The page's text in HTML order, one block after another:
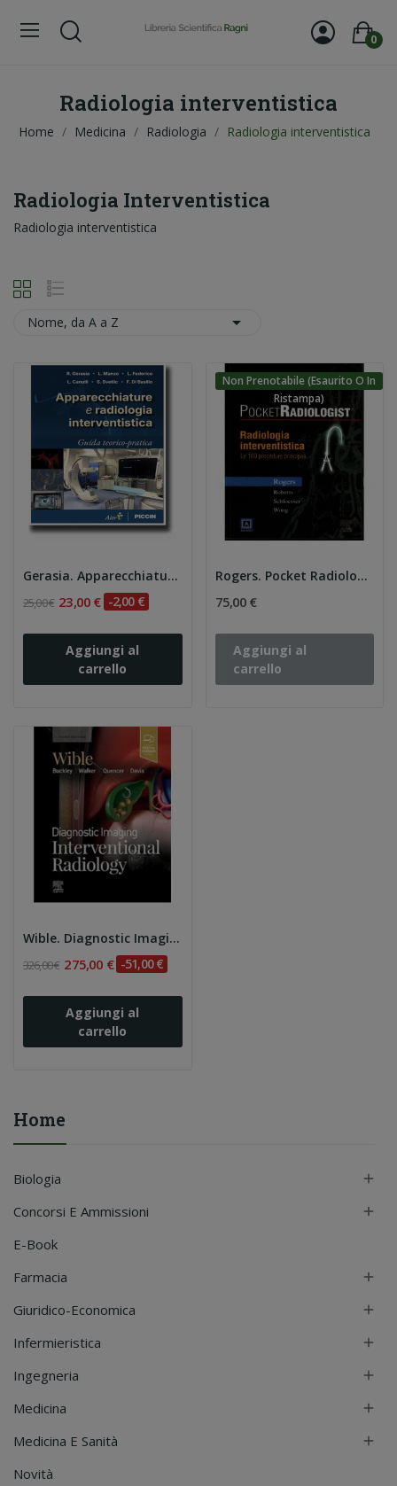
0
Radiologia interventistica
Home Medicina Radiologia Radiologia interventistica
Home
Biologia 
Concorsi E Ammissioni 
E-Book
Farmacia

Giuridico-Economica 
Infermieristica 
Ingegneria 
Medicina 
Medicina E Sanità 
Novità
Radiologia Interventistica
Radiologia interventistica
Nome, da A a Z 
Gerasia. Apparecchiature e radiologia...
25,00 € 23,00 € -2,00 €
Aggiungi al
carrello
Non Prenotabile (esaurito O In
Ristampa)
Rogers. Pocket Radiologist: Radiologia...
75,00 €
Aggiungi al
carrello
Wible. Diagnostic Imaging: Interventional...
326,00 € 275,00 € -51,00 €
Aggiungi al
carrello